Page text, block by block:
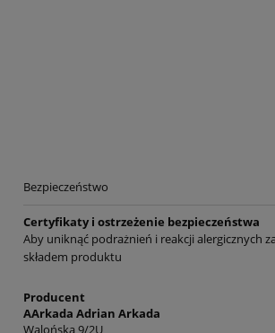
Bezpieczeństwo
Certyfikaty i ostrzeżenie bezpieczeństwa
Aby uniknąć podrażnień i reakcji alergicznych
składem produktu
Producent
AArkada Adrian Arkada
Walońska 9/2U